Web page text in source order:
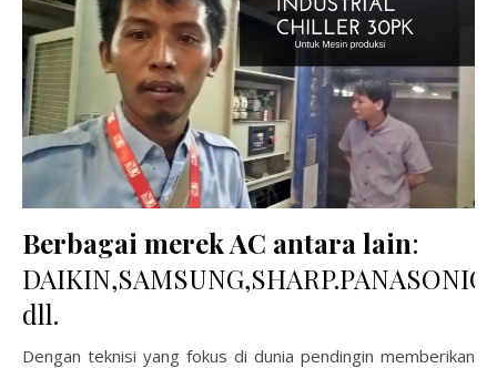
Berbagai merek AC antara lain:
dll.
Dengan teknisi yang fokus di dunia pendingin memberikan